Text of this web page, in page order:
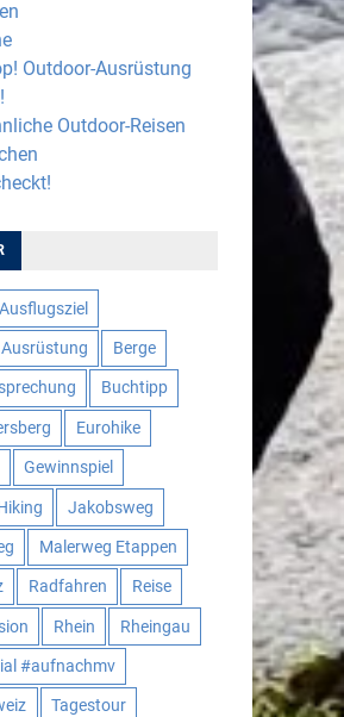
Outdoor-Ausrüstung
Outdoor-Reisen
Ausflugsziel
Ausrüstung Berge
Buchtipp
Eurohike
Gewinnspiel
Jakobsweg
Malerweg Etappen
Radfahren Reise
Rhein Rheingau
#aufnachmv
Tagestour